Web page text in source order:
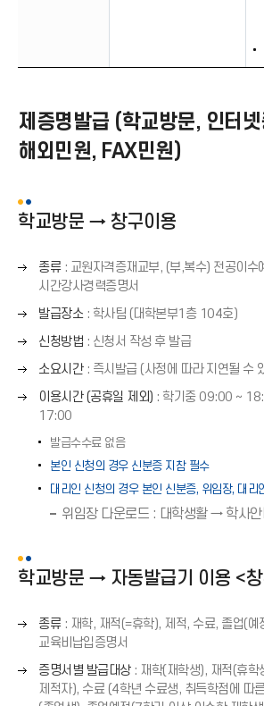
제증명발급 (학교방문, 인터
해외민원, FAX민원)
학교방문 → 창구이용
오
른
쪽
화
살
표
→
)
종류: 교원자격증재교부, (부,복수) 전공이수
시간강사경력증명서
오
른
쪽
화
살
표
→
)
발급장소: 학사팀 (대학본부1층 104호)
오
른
쪽
화
살
)
신청방법 : 신청서 작성 후 발급
오
른
쪽
화
살
표
소요시간: 즉시발급 (사정에 따라 지연될 수
오
른
살
표
이용시간 (공휴일 제외) : 학기중 09:00 ∼
17:00
발급수수료 없음
본인 신청의 경우 신분증 지참 필수
대리인 신청의 경우 본인 신분증, 위임장, 대리
위임장 다운로드 : 대학생활 → 학사
학교방문 → 자동발급기 이용 <
오
른
쪽
화
살
종류: 재학, 재적(=휴학), 제적, 수료, 졸업(예
교육비납입증명서
오
른
증명서별 발급대상: 재학(재학생), 재적(휴학
제적자), 수료 (4학년 수료생, 취득학점에 따